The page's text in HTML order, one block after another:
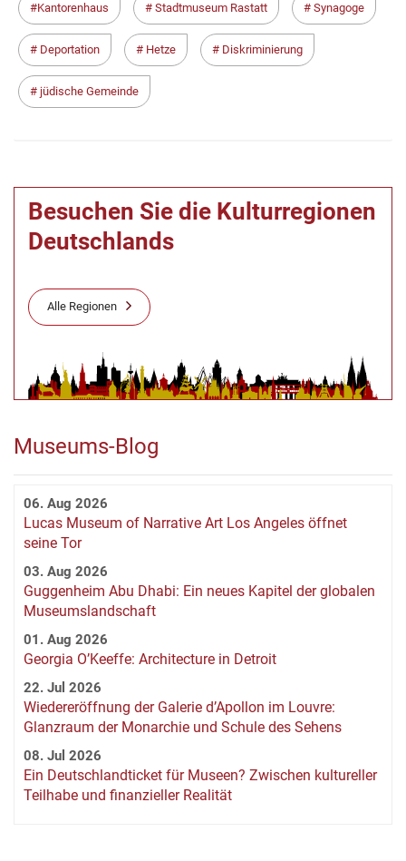
Kantorenhaus Stadtmuseum Rastatt Synagoge
Deportation Hetze Diskriminierung
jüdische Gemeinde
Besuchen Sie die Kulturregionen
Deutschlands
Alle Regionen
Museums-Blog
06. Aug 2026
Lucas Museum of Narrative Art Los Angeles öffnet
seine Tor
03. Aug 2026
Guggenheim Abu Dhabi: Ein neues Kapitel der globalen
Museumslandschaft
01. Aug 2026
Georgia O’Keeffe: Architecture in Detroit
22. Jul 2026
Wiedereröffnung der Galerie d’Apollon im Louvre:
Glanzraum der Monarchie und Schule des Sehens
08. Jul 2026
Ein Deutschlandticket für Museen? Zwischen kultureller
Teilhabe und finanzieller Realität